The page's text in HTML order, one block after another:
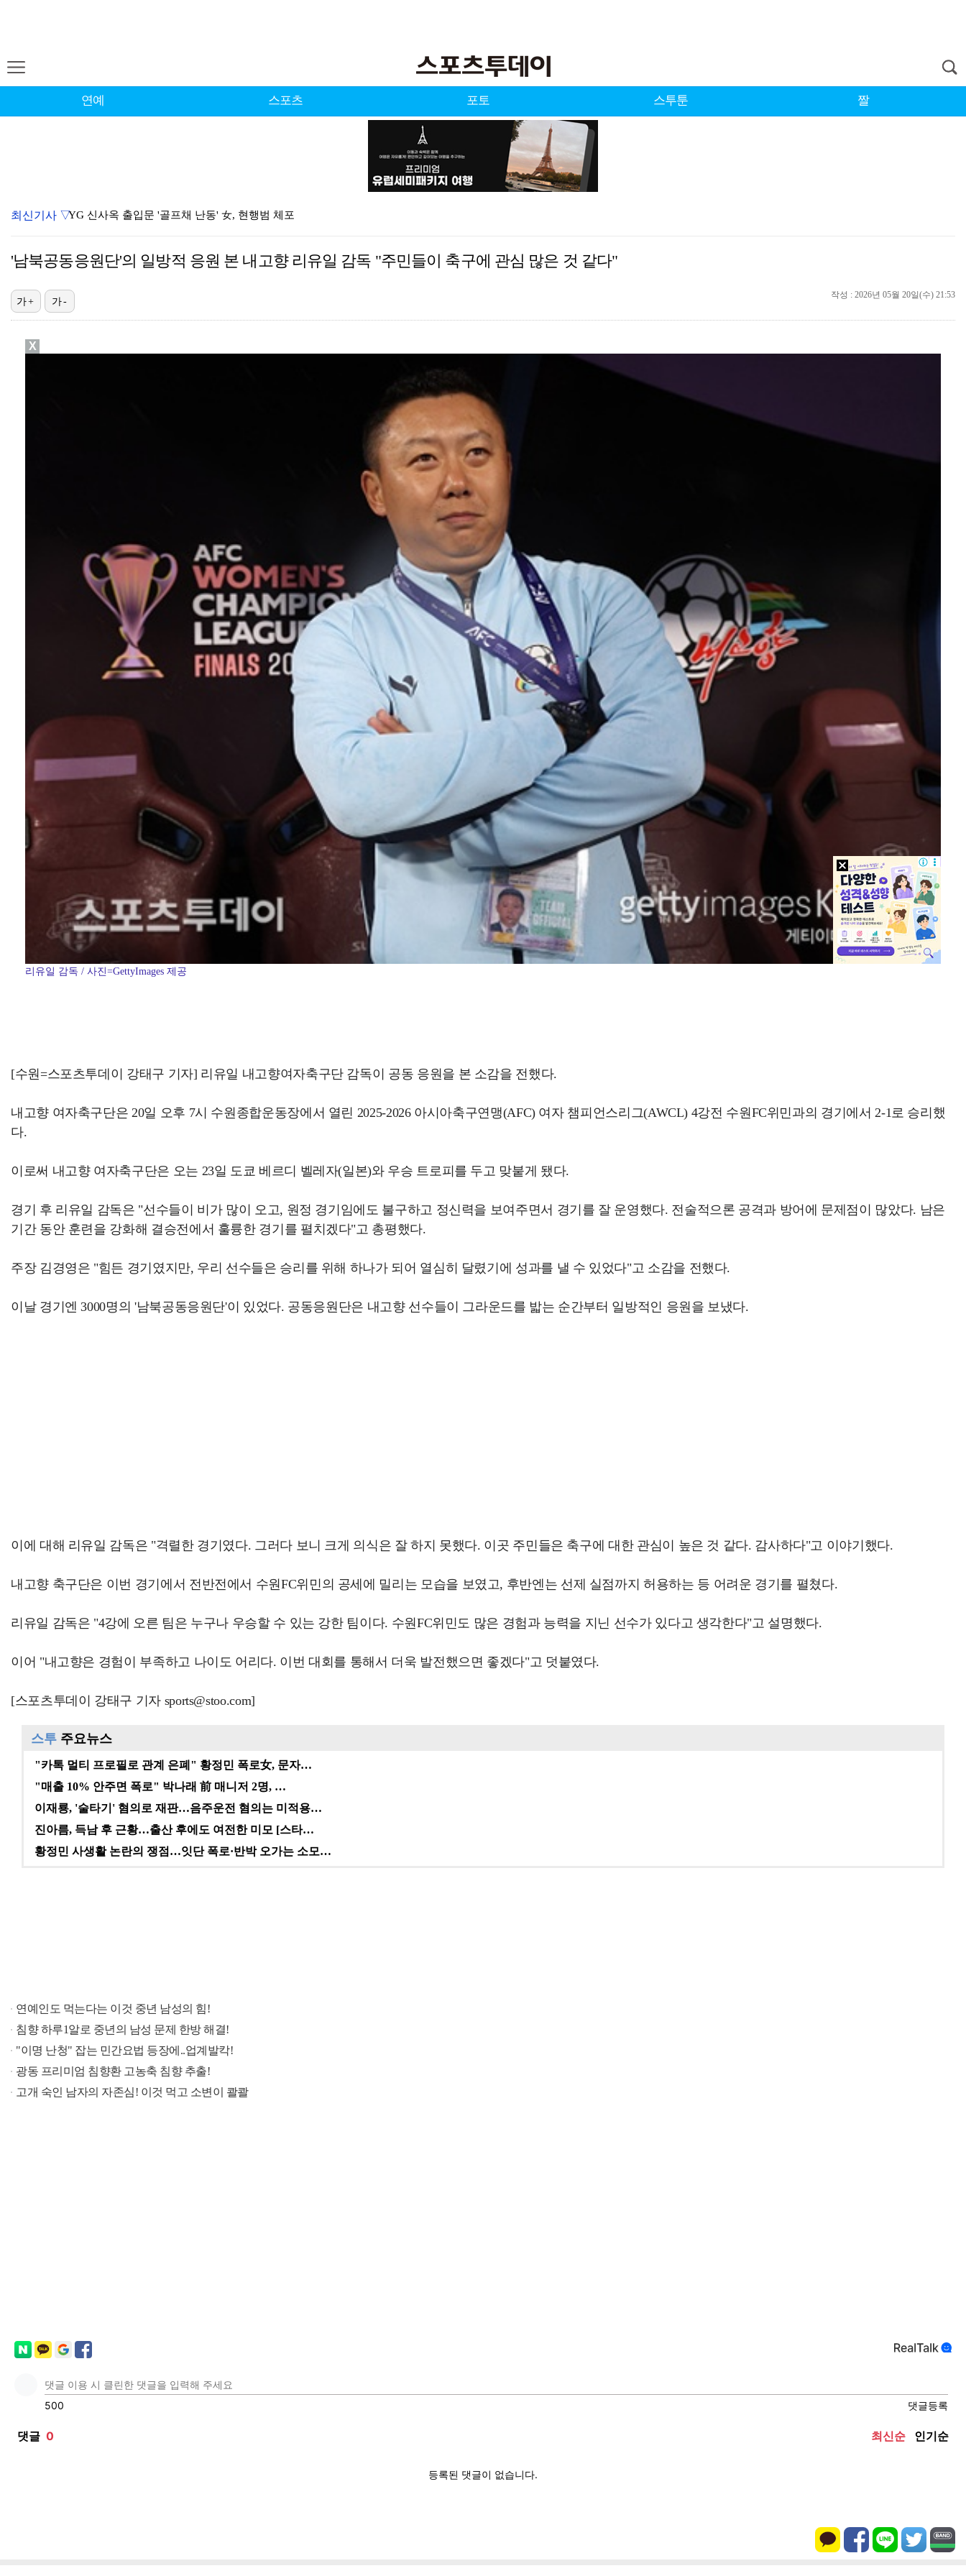
연예 스포츠 포토 스투툰 짤
YG 신사옥 출입문 '골프채 난동' 女, 현행범 체포
'리틀 김연경' 손서연 28점 폭발…U17 여자배구, …
[ST포토] 박현경, 힘찬 세컨샷
[ST포토] 문정민, 힘찬 티샷
최신기사 ▽
'남북공동응원단'의 일방적 응원 본 내고향 리유일 감독 "주민들이 축구에 관심 많은 것 같다"
작성 : 2026년 05월 20일(수) 21:53
가+ 가-
리유일 감독 / 사진=GettyImages 제공
[수원=스포츠투데이 강태구 기자] 리유일 내고향여자축구단 감독이 공동 응원을 본 소감을 전했다.
내고향 여자축구단은 20일 오후 7시 수원종합운동장에서 열린 2025-2026 아시아축구연맹(AFC) 여자 챔피언스리그(AWCL) 4강전 수원FC위민과의 경기에서 2-1로 승리했
다.
이로써 내고향 여자축구단은 오는 23일 도쿄 베르디 벨레자(일본)와 우승 트로피를 두고 맞붙게 됐다.
경기 후 리유일 감독은 "선수들이 비가 많이 오고, 원정 경기임에도 불구하고 정신력을 보여주면서 경기를 잘 운영했다. 전술적으론 공격과 방어에 문제점이 많았다. 남은
기간 동안 훈련을 강화해 결승전에서 훌륭한 경기를 펼치겠다"고 총평했다.
주장 김경영은 "힘든 경기였지만, 우리 선수들은 승리를 위해 하나가 되어 열심히 달렸기에 성과를 낼 수 있었다"고 소감을 전했다.
이날 경기엔 3000명의 '남북공동응원단'이 있었다. 공동응원단은 내고향 선수들이 그라운드를 밟는 순간부터 일방적인 응원을 보냈다.
이에 대해 리유일 감독은 "격렬한 경기였다. 그러다 보니 크게 의식은 잘 하지 못했다. 이곳 주민들은 축구에 대한 관심이 높은 것 같다. 감사하다"고 이야기했다.
내고향 축구단은 이번 경기에서 전반전에서 수원FC위민의 공세에 밀리는 모습을 보였고, 후반엔는 선제 실점까지 허용하는 등 어려운 경기를 펼쳤다.
리유일 감독은 "4강에 오른 팀은 누구나 우승할 수 있는 강한 팀이다. 수원FC위민도 많은 경험과 능력을 지닌 선수가 있다고 생각한다"고 설명했다.
이어 "내고향은 경험이 부족하고 나이도 어리다. 이번 대회를 통해서 더욱 발전했으면 좋겠다"고 덧붙였다.
[스포츠투데이 강태구 기자 sports@stoo.com]
스투 주요뉴스
"카톡 멀티 프로필로 관계 은폐" 황정민 폭로女, 문자…
"매출 10% 안주면 폭로" 박나래 前 매니저 2명, …
이재룡, '술타기' 혐의로 재판…음주운전 혐의는 미적용…
진아름, 득남 후 근황…출산 후에도 여전한 미모 [스타…
황정민 사생활 논란의 쟁점…잇단 폭로·반박 오가는 소모…
X